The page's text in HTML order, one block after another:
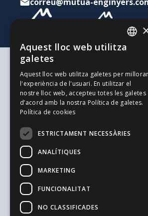
Segons les teves necessitats
Per a tu i la teva família
Per als teus estalvis i inversions
Per a la teva empresa
L'alternativa als Autònoms
Treballa amb nosaltres
El Blog de l'Enginyeria
Blog de Joves Inspirit Mútua
El Blog de Serpreco
Suggeriments i Reclamacions
Informació general i seguretat
Avís legal
Política de privacitat
Política de cookies
ENGLISH
Aquest lloc web utilitza
galetes
Aquest lloc web utilitza galetes per millorar
l'experiència de l'usuari. En utilitzar el
nostre lloc web, accepteu totes les galetes
d’acord amb la nostra Política de galetes.
Política de cookies
ESTRICTAMENT NECESSÀRIES
ANALÍTIQUES
MARKETING
FUNCIONALITAT
NO CLASSIFICADES